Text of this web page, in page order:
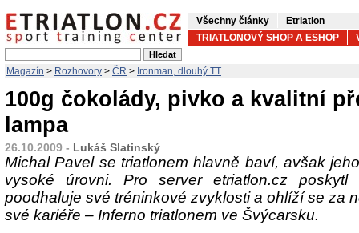
Všechny články
Etriatlon
TRIATLONOVÝ SHOP A ESHOP
Magazín > Rozhovory > ČR > Ironman, dlouhý TT
100g čokolády, pivko a kvalitní
lampa
26.10.2009 - Lukáš Slatinský
Michal Pavel se triatlonem hlavně baví, avšak
vysoké úrovni. Pro server etriatlon.cz poskytl
poodhaluje své tréninkové zvyklosti a ohlíží se za
své kariéře – Inferno triatlonem ve Švýcarsku.